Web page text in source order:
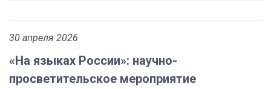
30 апреля 2026
«На языках России»: научно-
просветительское мероприятие